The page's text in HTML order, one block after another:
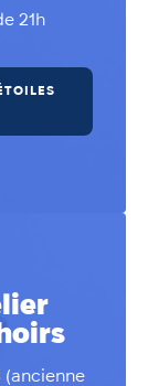
21h
(ancienne